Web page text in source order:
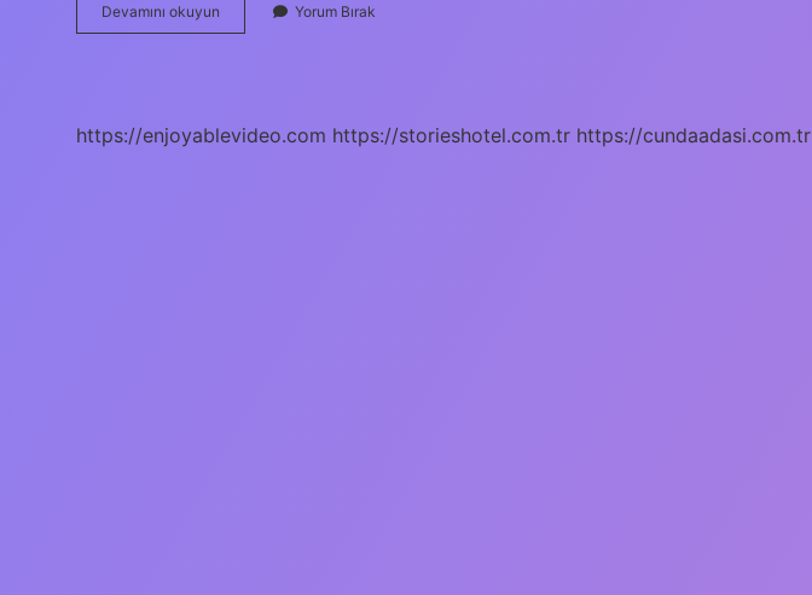
Devamını okuyun
Ticareti
Yorum Bırak
https://enjoyablevideo.com https://storieshotel.com.tr https://cundaadasi.com.tr